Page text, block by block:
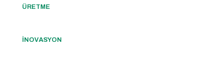
ÜRETME
İNOVASYON